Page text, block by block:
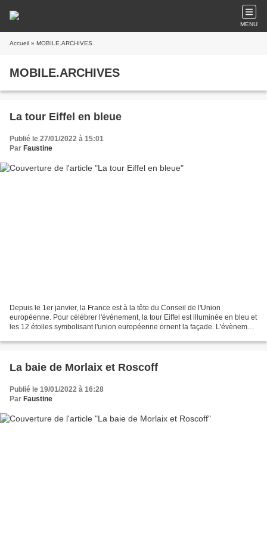
MENU
Accueil » MOBILE.ARCHIVES
MOBILE.ARCHIVES
La tour Eiffel en bleue
Publié le 27/01/2022 à 15:01
Par Faustine
Depuis le 1er janvier, la France est à la tête du Conseil de l'Union
européenne. Pour célébrer l'évènement, la tour Eiffel est illuminée en bleu et
les 12 étoiles symbolisant l'union européenne ornent la façade. L'évènement
La baie de Morlaix et Roscoff
Publié le 19/01/2022 à 16:28
Par Faustine